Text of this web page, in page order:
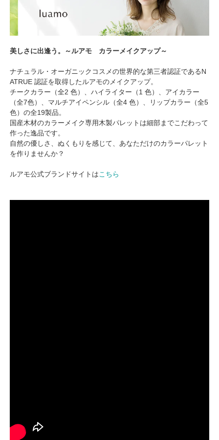
美しさに出逢う。～ルアモ カラーメイクアップ～
ナチュラル・オーガニックコスメの世界的な第三者認証であるN
ATRUE 認証を取得したルアモのメイクアップ。
チークカラー（全2 色）、ハイライター（1 色）、アイカラー
（全7色）、マルチアイペンシル（全4 色）、リップカラー（全5
色）の全19製品。
国産木材のカラーメイク専用木製パレットは細部までこだわって
作った逸品です。
自然の優しさ、ぬくもりを感じて、あなただけのカラーパレット
を作りませんか？
ルアモ公式ブランドサイトはこちら